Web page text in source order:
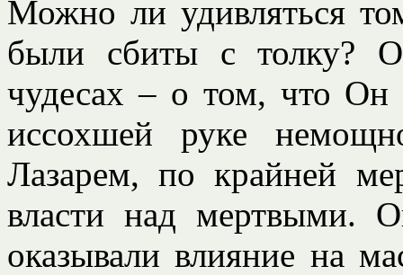
Можно ли удивляться
были сбиты с толку?
чудесах – о том, что Он
иссохшей руке
Лазарем, по крайней
власти над мертвыми.
оказывали влияние на